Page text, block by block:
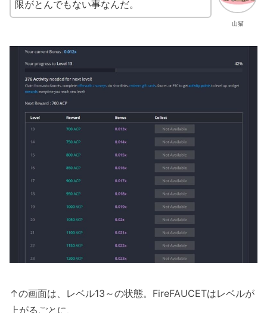
山猫
限がとんでもない事なんだ。
↑の画面は、レベル13～の状態。FireFAUCETはレベルが
上がるごとに、